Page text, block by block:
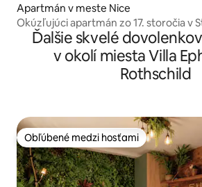
Apartmán v meste Nice
Okúzľujúci apartmán zo 17. storočia v
Ďalšie skvelé
v okolí miesta Villa
Rothschild
Obľúbené medzi hosťami
Obľúbené medzi hosťami